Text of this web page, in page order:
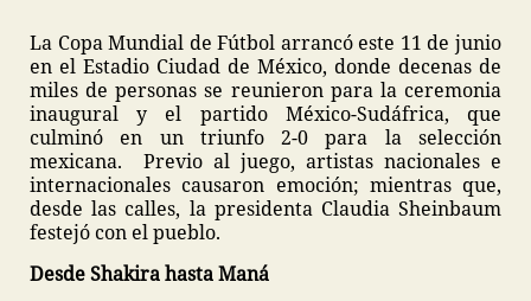
La Copa Mundial de Fútbol arrancó este 11 de junio
en el Estadio Ciudad de México, donde decenas de
miles de personas se reunieron para la ceremonia
inaugural y el partido México-Sudáfrica, que
culminó en un triunfo 2-0 para la selección
mexicana. Previo al juego, artistas nacionales e
internacionales causaron emoción; mientras que,
desde las calles, la presidenta Claudia Sheinbaum
festejó con el pueblo.
Desde Shakira hasta Maná